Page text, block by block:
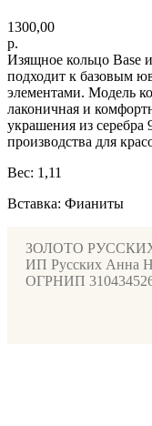
1300,00
р.
Изящное кольцо Base
подходит к базовым
элементами. Модель
лаконичная и
украшения из серебра
производства для
Вес: 1,11
Вставка: Фианиты
ЗОЛОТО
ИП Русских Анна
ОГРНИП